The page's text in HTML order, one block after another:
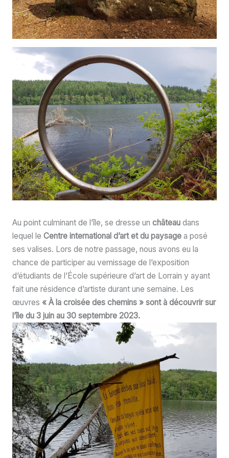
Au point culminant de l’île, se dresse un château dans
lequel le Centre international d’art et du paysagea posé
ses valises. Lors de notre passage, nous avons eu la
chance de participer au vernissage de l’exposition
d’étudiants de l’École supérieure d’art de Lorrain y ayant
fait une résidence d’artiste durant une semaine. Les
œuvres « À la croisée des chemins » sont à découvrir sur
l’île du 3 juin au 30 septembre 2023.